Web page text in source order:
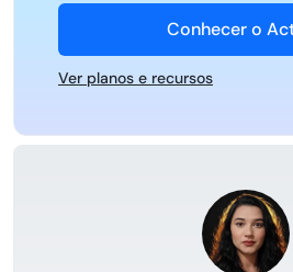
Conhecer o
Ver planos e recursos